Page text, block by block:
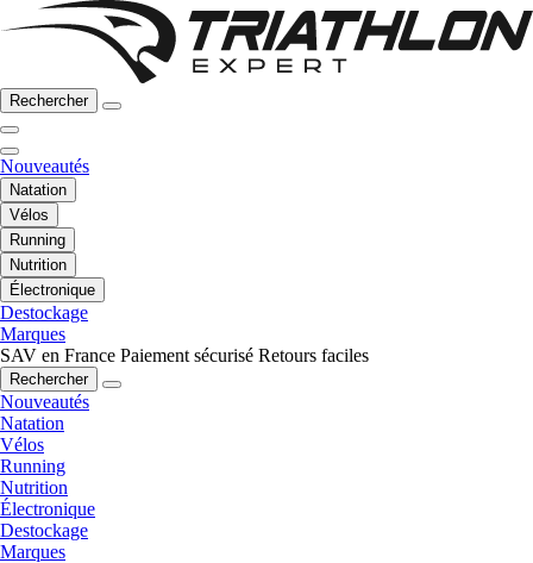
Rechercher
Nouveautés
Natation
Vélos
Running
Nutrition
Électronique
Destockage
Marques
SAV en France Paiement sécurisé Retours faciles
Rechercher
Nouveautés
Natation
Vélos
Running
Nutrition
Électronique
Destockage
Marques